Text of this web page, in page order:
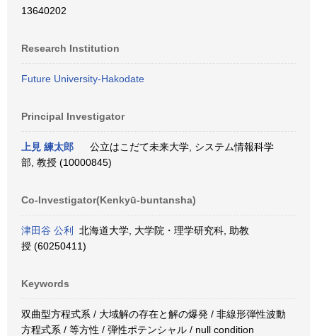
13640202
Research Institution
Future University-Hakodate
Principal Investigator
上見 練太郎
公立はこだて未来大学, システム情報科学
部, 教授 (10000845)
Co-Investigator(Kenkyū-buntansha)
津田谷 公利
北海道大学, 大学院・理学研究科, 助教
授 (60250411)
Keywords
双曲型方程式系 / 大域解の存在と解の爆発 / 非線形弾性波動
方程式系 / 等方性 / 弾性ポテンシャル / null condition